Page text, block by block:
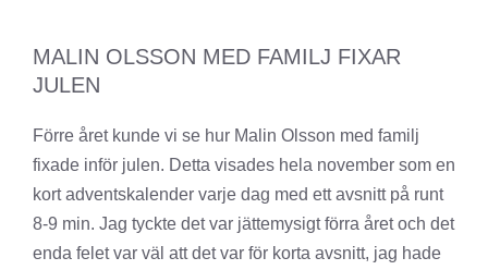
MALIN OLSSON MED FAMILJ FIXAR
JULEN
Förre året kunde vi se hur Malin Olsson med familj
fixade inför julen. Detta visades hela november som en
kort adventskalender varje dag med ett avsnitt på runt
8-9 min. Jag tyckte det var jättemysigt förra året och det
enda felet var väl att det var för korta avsnitt, jag hade